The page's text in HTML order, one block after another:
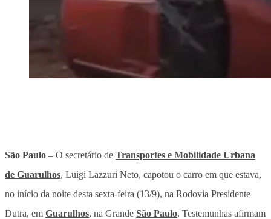
São Paulo – O secretário de Transportes e Mobilidade Urbana
de Guarulhos, Luigi Lazzuri Neto, capotou o carro em que estava,
no início da noite desta sexta-feira (13/9), na Rodovia Presidente
Dutra, em Guarulhos, na Grande São Paulo. Testemunhas afirmam